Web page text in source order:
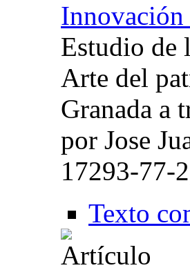
Estudio de
Arte del
Granada a
por Jose
17293-77-
Texto